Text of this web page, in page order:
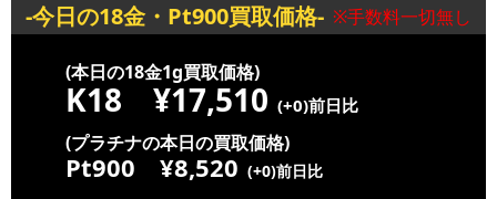
-今日の18金・Pt900買取価格- ※手数料一切無し
(本日の18金1g買取価格)
K18 ¥17,510 (+0)前日比
(プラチナの本日の買取価格)
Pt900 ¥8,520 (+0)前日比